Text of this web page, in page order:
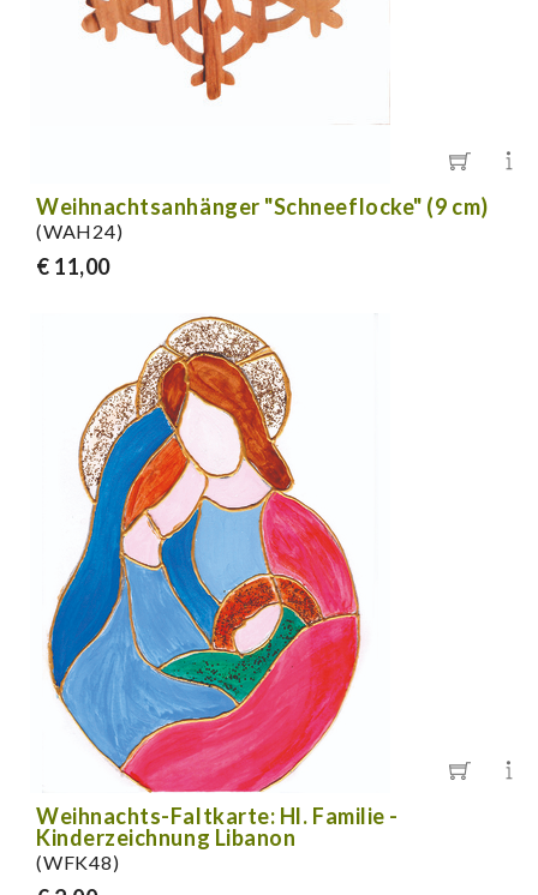
Weihnachtsanhänger "Schneeflocke" (9 cm)
(WAH24)
€ 11,00
Weihnachts-Faltkarte: Hl. Familie -
Kinderzeichnung Libanon
(WFK48)